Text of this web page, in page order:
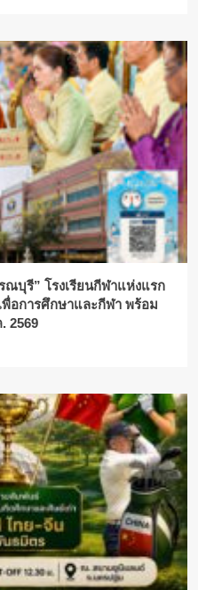
ณบุรี” โรงเรียนกีฬาแห่งแรก
อการศึกษาและกีฬา พร้อม
2569